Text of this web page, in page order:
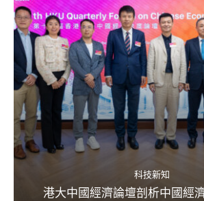
科技新知
港大中國經濟論壇剖析中國經